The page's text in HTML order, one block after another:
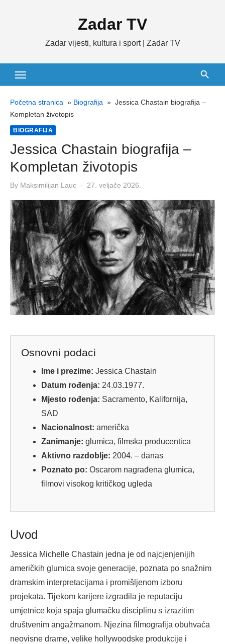
Zadar TV
Zadar vijesti, kultura i sport | Zadar TV
Početna stranica » Biografija » Jessica Chastain biografija –
Kompletan životopis
BIOGRAFIJA
Jessica Chastain biografija –
Kompletan životopis
By Maksimilijan Lauc
Posted
27. veljače 2026.
Osnovni podaci
Ime i prezime: Jessica Chastain
Datum rođenja: 24.03.1977.
Mjesto rođenja: Sacramento, Kalifornija,
SAD
Nacionalnost: američka
Zanimanje: glumica, filmska producentica
Aktivno razdoblje: 2004. – danas
Poznato po: Oscarom nagrađena glumica,
filmovi visokog kritičkog ugleda
Uvod
Jessica Michelle Chastain jedna je od najcjenjenijih
američkih glumica svoje generacije, poznata po snažnim
dramskim interpretacijama i promišljenom izboru
projekata. Tijekom karijere izgradila je reputaciju
umjetnice koja spaja glumačku disciplinu s izrazitim
društvenim angažmanom. Njezina filmografija obuhvaća
neovisne drame, velike hollywoodske produkcije i